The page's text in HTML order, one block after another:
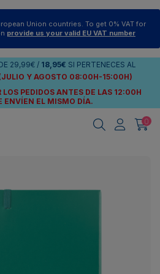
Union countries. To get 0% VAT for
provide us your valid EU VAT number
29,99€ / 18,95€ SI PERTENECES AL
Y AGOSTO 08:00H-15:00H)
LOS PEDIDOS ANTES DE LAS 12:00H
ENVÍEN EL MISMO DÍA.
0